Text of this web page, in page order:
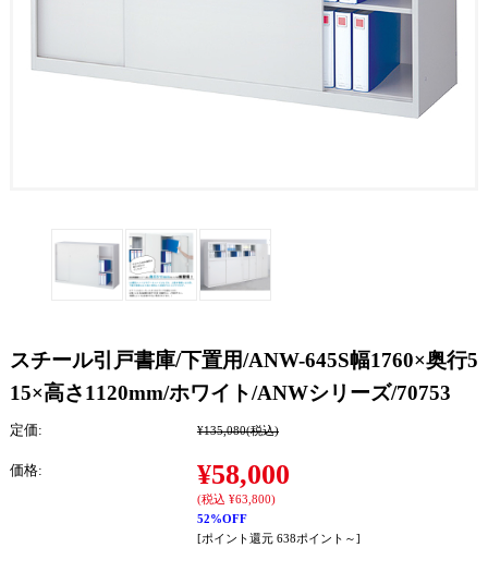
スチール引戸書庫/下置用/ANW-645S幅1760×奥行5
15×高さ1120mm/ホワイト/ANWシリーズ/70753
定価: ¥135,080(税込)
価格: ¥58,000
(税込 ¥63,800)
52%OFF
[ポイント還元 638ポイント～]